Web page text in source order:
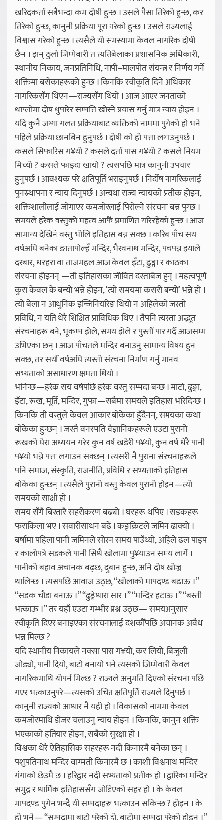
खरिदकर्ता सबैभन्दा कम दोषी हुन्छ । उसले पैसा तिरेको हुन्छ, कर
तिरेको हुन्छ, कानुनी प्रक्रिया पूरा गरेको हुन्छ । उसले राज्यलाई
विश्वास गरेको हुन्छ । त्यसैले यो समस्यामा केवल नागरिक दोषी
छैन । झन् ठुलो जिम्मेवारी त त्यतिबेलाका प्रशासनिक अधिकारी,
स्थानीय निकाय, जनप्रतिनिधि, नापी–मालपोत संयन्त्र र निर्णय गर्ने
शक्तिमा बसेकाहरूको हुन्छ । किनकि स्वीकृति दिने अधिकार
नागरिकसँग थिएन—राज्यसँग थियो । आज आएर जनताको
थाप्लोमा दोष थुपारेर सम्पत्ति खोस्ने प्रयास गर्नु मात्र न्याय होइन ।
यदि कुनै जग्गा गलत प्रक्रियाबाट व्यक्तिको नाममा पुगेको हो भने
पहिले प्रक्रिया छानबिन हुनुपर्छ । दोषी को हो पत्ता लगाउनुपर्छ ।
कसले सिफारिस ग¥यो ? कसले दर्ता पास ग¥यो ? कसले नियम
मिच्यो ? कसले फाइदा खायो ? त्यसपछि मात्र कानुनी उपचार
हुनुपर्छ । आवश्यक परे क्षतिपूर्ति भराइनुपर्छ । निर्दोष नागरिकलाई
पुनस्र्थापना र न्याय दिनुपर्छ । अन्यथा राज्य न्यायको प्रतीक होइन,
शक्तिशालीलाई जोगाएर कमजोरलाई पिरोल्ने संरचना बन्न पुग्छ ।
समयले हरेक वस्तुको महत्व आफैँ प्रमाणित गरिरहेको हुन्छ । आज
सामान्य देखिने वस्तु भोलि इतिहास बन्न सक्छ । करिब पाँच सय
वर्षअघि बनेका ङातापोल्हँ मन्दिर, भैरवनाथ मन्दिर, पचपन्न झ्याले
दरबार, धरहरा वा ताजमहल आज केवल इँटा, ढुङ्गा र काठका
संरचना होइनन् —ती इतिहासका जीवित दस्ताबेज हुन् । महत्वपूर्ण
कुरा केवल के बन्यो भन्ने होइन, ‘त्यो समयमा कसरी बन्यो’ भन्ने हो ।
त्यो बेला न आधुनिक इन्जिनियरिङ थियो न अहिलेको जस्तो
प्रविधि, न यति धेरै शिक्षित प्राविधिक थिए । तैपनि त्यस्ता अद्भूत
संरचनाहरू बने, भूकम्प झेले, समय झेले र पुस्तौँ पार गर्दै आजसम्म
उभिएका छन् । आज पाँचतले मन्दिर बनाउनु सामान्य विषय हुन
सक्छ, तर सयौँ वर्षअघि त्यस्तो संरचना निर्माण गर्नु मानव
सभ्यताको असाधारण क्षमता थियो ।
भनिन्छ—हरेक सय वर्षपछि हरेक वस्तु सम्पदा बन्छ । माटो, ढुङ्गा,
इँटा, रूख, मूर्ति, मन्दिर, गुफा—सबैमा समयले इतिहास भरिदिन्छ ।
किनकि ती वस्तुले केवल आकार बोकेका हुँदैनन्, समयका कथा
बोकेका हुन्छन् । जस्तै वनस्पति वैज्ञानिकहरूले एउटा पुरानो
रूखको घेरा अध्ययन गरेर कुन वर्ष खडेरी प¥यो, कुन वर्ष धेरै पानी
प¥यो भन्ने पत्ता लगाउन सक्छन् । त्यसरी नै पुराना संरचनाहरूले
पनि समाज, संस्कृति, राजनीति, प्रविधि र सभ्यताको इतिहास
बोकेका हुन्छन् । त्यसैले पुरानो वस्तु केवल पुरानो होइन—त्यो
समयको साक्षी हो ।
समय सँगै बिस्तारै सहरीकरण बढ्यो । घरहरू थपिए । सडकहरू
फराकिला भए । सवारीसाधन बढे । कङ्क्रिटले जमिन ढाक्यो ।
बर्षामा पहिला पानी जमिनले सोस्न समय पाउँथ्यो, अहिले ढल पाइप
र कालोपत्रे सडकले पानी सिधै खोलामा पु¥याउन समय लागेँ ।
पानीको बहाव अचानक बढ्छ, दुबान हुन्छ, अनि दोष खोज्न
थालिन्छ । त्यसपछि आवाज उठ्छ, “खोलाको मापदण्ड बढाऊ ।”
“सडक चौडा बनाऊ ।” “ढुङ्गेधारा सार ।” “मन्दिर हटाऊ ।” “बस्ती
भत्काऊ ।” तर यहाँ एउटा गम्भीर प्रश्न उठ्छ— समयअनुसार
स्वीकृति दिएर बनाइएका संरचनालाई दशकौँपछि अचानक अवैध
भन्न मिल्छ ?
यदि स्थानीय निकायले नक्सा पास ग¥यो, कर लियो, बिजुली
जोड्यो, पानी दियो, बाटो बनायो भने त्यसको जिम्मेवारी केवल
नागरिकमाथि थोपर्न मिल्छ ? राज्यले अनुमति दिएको संरचना पछि
गएर भत्काउनुपरे—त्यसको उचित क्षतिपूर्ति राज्यले दिनुपर्छ ।
कानुनी राज्यको आधार नै यही हो । विकासको नाममा केवल
कमजोरमाथि डोजर चलाउनु न्याय होइन । किनकि, कानुन शक्ति
भएकाको हतियार होइन, सबैको सुरक्षा हो ।
विश्वका धेरै ऐतिहासिक सहरहरू नदी किनारमै बनेका छन् ।
पशुपतिनाथ मन्दिर वाग्मती किनारमै छ । काशी विश्वनाथ मन्दिर
गंगाको छेउमै छ । हरिद्वार नदी सभ्यताको प्रतीक हो । द्वारिका मन्दिर
समुद्र र धार्मिक इतिहाससँग जोडिएको सहर हो । के केवल
मापदण्ड पुगेन भन्दै यी सम्पदाहरू भत्काउन सकिन्छ ? होइन । के